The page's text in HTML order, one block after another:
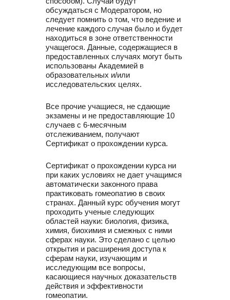
обсуждаться с Модератором, но
следует помнить о том, что ведение и
лечение каждого случая было и будет
находиться в зоне ответственности
учащегося. Данные, содержащиеся в
предоставленных случаях могут быть
использованы Академией в
образовательных и/или
исследовательских целях.
Все прочие учащиеся, не сдающие
экзамены и не предоставляющие 10
случаев с 6-месячным
отслеживанием, получают
Сертификат о прохождении курса.
Сертификат о прохождении курса ни
при каких условиях не дает учащимся
автоматически законного права
практиковать гомеопатию в своих
странах. Данный курс обучения могут
проходить ученые следующих
областей науки: биология, физика,
химия, биохимия и смежных с ними
сферах науки. Это сделано с целью
открытия и расширения доступа к
сферам науки, изучающим и
исследующим все вопросы,
касающиеся научных доказательств
действия и эффективности
гомеопатии.